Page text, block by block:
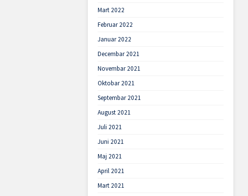
Mart 2022
Februar 2022
Januar 2022
Decembar 2021
Novembar 2021
Oktobar 2021
Septembar 2021
August 2021
Juli 2021
Juni 2021
Maj 2021
April 2021
Mart 2021